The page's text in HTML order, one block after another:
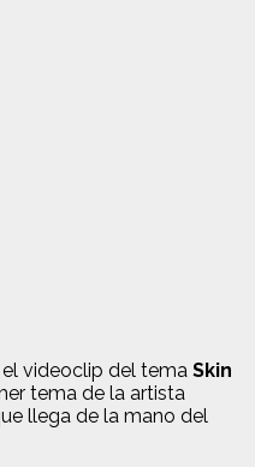
videoclip del tema Skin
tema de la artista
llega de la mano del